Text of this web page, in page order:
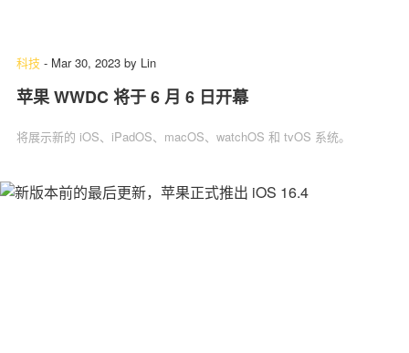
科技 - Mar 30, 2023 by Lin
苹果 WWDC 将于 6 月 6 日开幕
将展示新的 iOS、iPadOS、macOS、watchOS 和 tvOS 系统。